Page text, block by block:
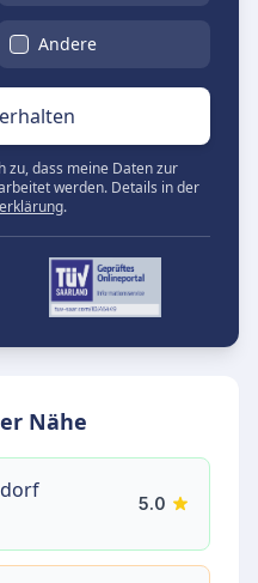
Andere
zu, dass meine Daten zur
werden. Details in der
.
Nähe
5.0